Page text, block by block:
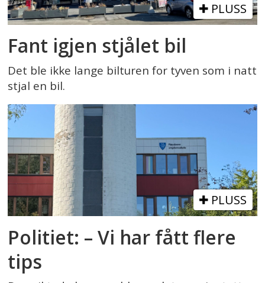
PLUSS
Fant igjen stjålet bil
Det ble ikke lange bilturen for tyven som i natt
stjal en bil.
PLUSS
Politiet: – Vi har fått flere
tips